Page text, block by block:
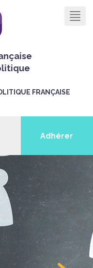
FRANÇAISE
Adhérer